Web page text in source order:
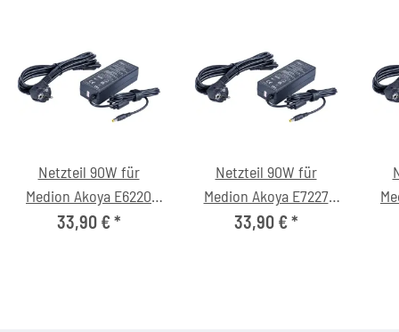
Netzteil 90W für
Medion Akoya E6220
(MD97861) Notebook
33,90 €*
Netzteil 90W für
Medion Akoya E7227
(MD98575) Notebook
33,90 €*